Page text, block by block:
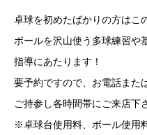
卓球を初めたばかりの方はこ
ボールを沢山使う多球練習や
指導にあたります！
要予約ですので、お電話また
ご持参し各時間帯にご来店下
※卓球台使用料、ボール使用